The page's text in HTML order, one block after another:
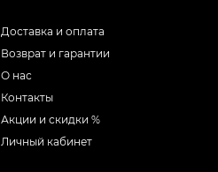
Доставка и оплата
Возврат и гарантии
О нас
Контакты
Акции и скидки %
Личный кабинет